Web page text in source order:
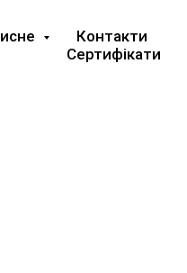
Контакти
Сертифікати